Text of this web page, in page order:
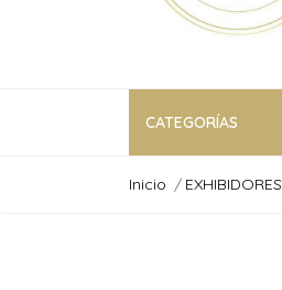
CATEGORÍAS
Inicio EXHIBIDORES